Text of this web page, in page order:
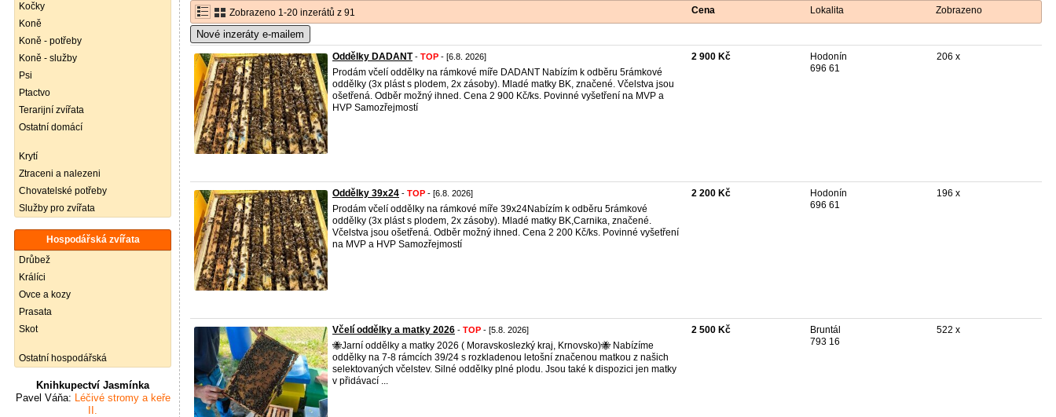
Kočky
Koně
Koně - potřeby
Koně - služby
Psi
Ptactvo
Terarijní zvířata
Ostatní domácí
Krytí
Ztraceni a nalezeni
Chovatelské potřeby
Služby pro zvířata
Hospodářská zvířata
Drůbež
Králíci
Ovce a kozy
Prasata
Skot
Ostatní hospodářská
Knihkupectví Jasmínka
Pavel Váňa: Léčivé stromy a keře
II.
Zobrazeno 1-20 inzerátů z 91 Cena Lokalita Zobrazeno
Nové inzeráty e-mailem
Oddělky DADANT- TOP - [6.8. 2026]
Prodám včelí oddělky na rámkové míře DADANT Nabízím k odběru 5rámkové
oddělky (3x plást s plodem, 2x zásoby). Mladé matky BK, značené. Včelstva jsou
ošetřená. Odběr možný ihned. Cena 2 900 Kč/ks. Povinné vyšetření na MVP a
HVP Samozřejmostí
2 900 Kč
Hodonín
696 61
206 x
Oddělky 39x24 - TOP - [6.8. 2026]
Prodám včelí oddělky na rámkové míře 39x24Nabízím k odběru 5rámkové
oddělky (3x plást s plodem, 2x zásoby). Mladé matky BK,Carnika, značené.
Včelstva jsou ošetřená. Odběr možný ihned. Cena 2 200 Kč/ks. Povinné vyšetření
na MVP a HVP Samozřejmostí
2 200 Kč
Hodonín
696 61
196 x
Včelí oddělky a matky 2026 - TOP - [5.8. 2026]
🐝Jarní oddělky a matky 2026 ( Moravskoslezký kraj, Krnovsko)🐝 Nabízíme
oddělky na 7-8 rámcích 39/24 s rozkladenou letošní značenou matkou z našich
selektovaných včelstev. Silné oddělky plné plodu. Jsou také k dispozici jen matky
v přidávací ...
2 500 Kč
Bruntál
793 16
522 x